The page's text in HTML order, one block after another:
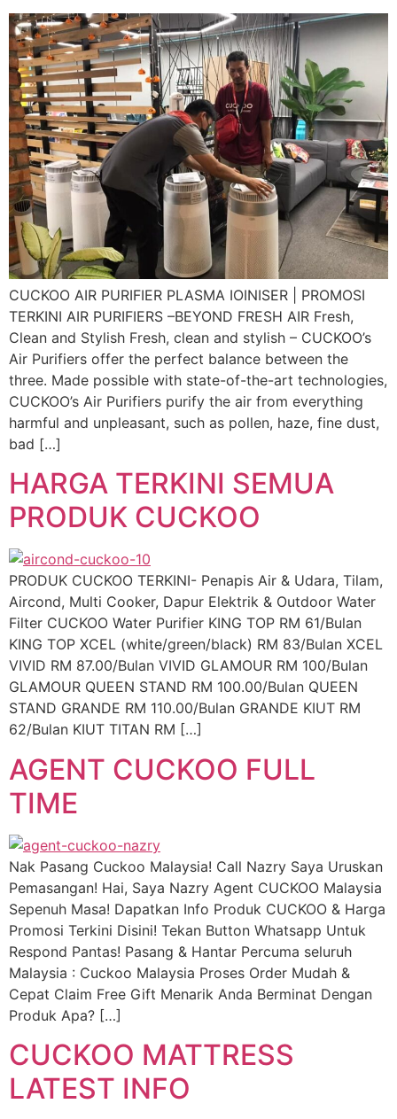
CUCKOO AIR PURIFIER PLASMA IOINISER | PROMOSI
TERKINI AIR PURIFIERS –BEYOND FRESH AIR Fresh,
Clean and Stylish Fresh, clean and stylish – CUCKOO’s
Air Purifiers offer the perfect balance between the
three. Made possible with state-of-the-art technologies,
CUCKOO’s Air Purifiers purify the air from everything
harmful and unpleasant, such as pollen, haze, fine dust,
bad […]
HARGA TERKINI SEMUA
PRODUK CUCKOO
PRODUK CUCKOO TERKINI- Penapis Air & Udara, Tilam,
Aircond, Multi Cooker, Dapur Elektrik & Outdoor Water
Filter CUCKOO Water Purifier KING TOP RM 61/Bulan
KING TOP XCEL (white/green/black) RM 83/Bulan XCEL
VIVID RM 87.00/Bulan VIVID GLAMOUR RM 100/Bulan
GLAMOUR QUEEN STAND RM 100.00/Bulan QUEEN
STAND GRANDE RM 110.00/Bulan GRANDE KIUT RM
62/Bulan KIUT TITAN RM […]
AGENT CUCKOO FULL
TIME
Nak Pasang Cuckoo Malaysia! Call Nazry Saya Uruskan
Pemasangan! Hai, Saya Nazry Agent CUCKOO Malaysia
Sepenuh Masa! Dapatkan Info Produk CUCKOO & Harga
Promosi Terkini Disini! Tekan Button Whatsapp Untuk
Respond Pantas! Pasang & Hantar Percuma seluruh
Malaysia : Cuckoo Malaysia Proses Order Mudah &
Cepat Claim Free Gift Menarik Anda Berminat Dengan
Produk Apa? […]
CUCKOO MATTRESS
LATEST INFO